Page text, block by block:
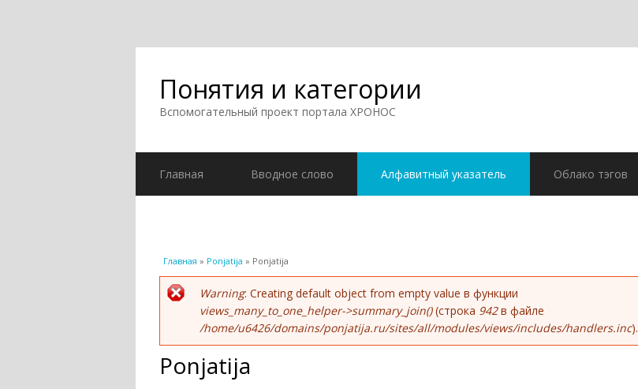
Понятия и категории
Вспомогательный проект портала ХРОНОС
Главная Вводное слово Алфавитный указатель Облако тэгов
Вы здесь
Главная » Ponjatija » Ponjatija
Сообщение об ошибке
Warning: Creating default object from empty value в функции
views_many_to_one_helper->summary_join()(строка 942в файле
/home/u6426/domains/ponjatija.ru/sites/all/modules/views/includes/handlers.inc).
Ponjatija